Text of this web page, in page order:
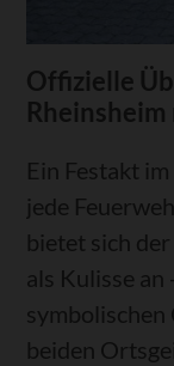
Offizielle
Ein Festakt
jede
bietet sich
als Kulisse an
symbolischen
beiden